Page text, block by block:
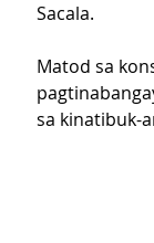
Sacala.
Matod sa
sa kinatibuk-